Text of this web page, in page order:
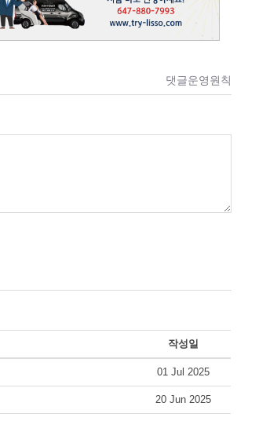
댓글운영원칙
작성일
01 Jul 2025
20 Jun 2025